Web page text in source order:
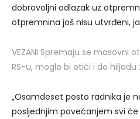
dobrovoljni odlazak uz
otpremnina još nisu utvrđeni,
VEZANI Spremaju se masovni
RS-u, moglo bi otići i do hiljadu
„Osamdeset posto radnika je
posljednjim povećanjem svi